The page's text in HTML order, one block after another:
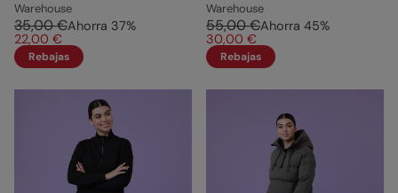
Warehouse
35,00 €Ahorra 37%
22,00 €
Rebajas
Warehouse
55,00 €Ahorra 45%
30,00 €
Rebajas